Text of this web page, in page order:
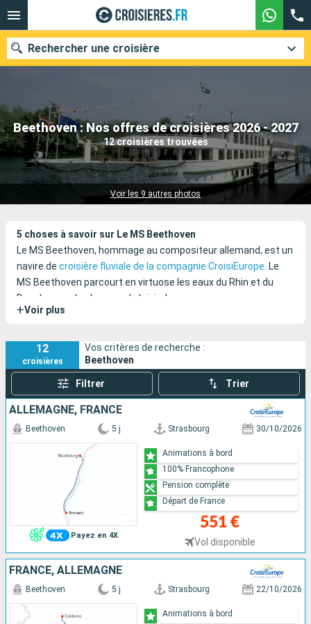
Beethoven : Nos offres de croisières 2026 - 2027
12 croisières trouvées
Voir les 9 autres photos
Rechercher une croisière
Nos destinations
Mois de départ
Compagnies
5 choses à savoir sur Le MS Beethoven
Le MS Beethoven, hommage au compositeur allemand, est un
navire de croisière fluviale de la compagnie CroisiEurope. Le
MS Beethoven parcourt en virtuose les eaux du Rhin et du
Danube pour le plus grand plaisir de ses passagers.
+Voir plus
12
croisières
Vos critères de recherche :
Beethoven
Filtrer Trier
ALLEMAGNE, FRANCE
Payez en 4X
Beethoven 5 j Strasbourg 30/10/2026
551 €
Vol disponible
Animations à bord
100% Francophone
Pension complète
Départ de France
FRANCE, ALLEMAGNE
Beethoven 5 j Strasbourg 22/10/2026
Animations à bord